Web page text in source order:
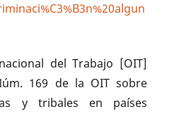
del Trabajo [OIT]
169 de la OIT sobre
y tribales en países